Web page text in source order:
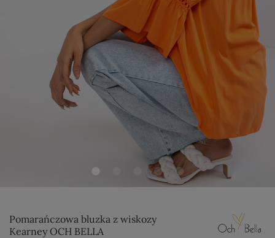
Pomarańczowa bluzka z wiskozy
Kearney OCH BELLA